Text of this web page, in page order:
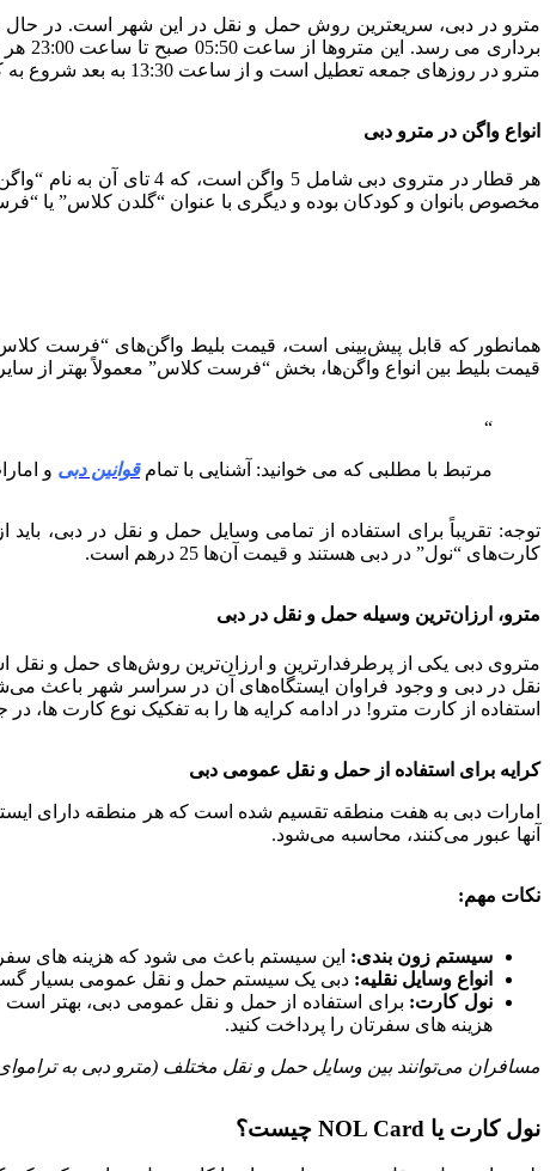
مترو در دبی، سریعترین روش حمل و نقل در این شهر است. در
مترو در روزهای جمعه تعطیل است و از ساعت 13:30 به بعد شروع به کار می‌کند. هزینه حمل و نقل در دبی با مترو معمولاً بین 3 تا 7.5 درهم است.
انواع واگن در مترو دبی
هر قطار در متروی دبی
مخصوص بانوان و کودکان بوده و دیگری با عنوان “گلدن کلاس” یا
همانطور که قابل پیش‌بینی است، قیمت بلیط واگن‌های “فرست کلاس”
قیمت بلیط بین انواع واگن‌ها، بخش “فرست کلاس” معمولاً بهتر از سایر
مرتبط با مطلبی که می خوانید: آشنایی با تمامقوانین دبی و
توجه: تقریباً برای استفاده از تمامی وسایل حمل و نقل در دبی،
کارت‌های “نول” در دبی هستند و قیمت آن‌ها 25 درهم است.
مترو، ارزان‌ترین وسیله حمل و نقل در دبی
متروی دبی یکی از پرطرفدارترین و ارزان‌ترین روش‌های حمل و نقل
نقل در دبی و وجود فراوان ایستگاه‌های آن در سراسر شهر باعث
استفاده از کارت مترو! در ادامه کرایه ها را به تفکیک نوع کارت ها، در
کرایه برای استفاده از حمل و نقل عمومی دبی
امارات دبی به هفت منطقه تقسیم شده است که هر منطقه دارای
آنها عبور می‌کنند، محاسبه می‌شود.
نکات مهم:
سیستم زون بندی: این سیستم باعث می شود که هزینه های
انواع وسایل نقلیه: دبی یک سیستم حمل و نقل عمومی بسیار
نول کارت:
هزینه های سفرتان را پرداخت کنید.
مسافران می‌توانند بین وسایل حمل و نقل مختلف (مترو دبی به تراموای دبی یا اتوبوس عمومی به مترو دبی) تا ۳۰
نول کارت یا NOL Card چیست؟